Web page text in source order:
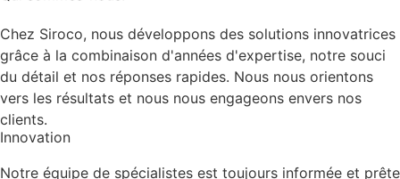
Chez Siroco, nous développons des solutions innovatrices
grâce à la combinaison d'années d'expertise, notre souci
du détail et nos réponses rapides. Nous nous orientons
vers les résultats et nous nous engageons envers nos
clients.
Innovation
Notre équipe de spécialistes est toujours informée et prête